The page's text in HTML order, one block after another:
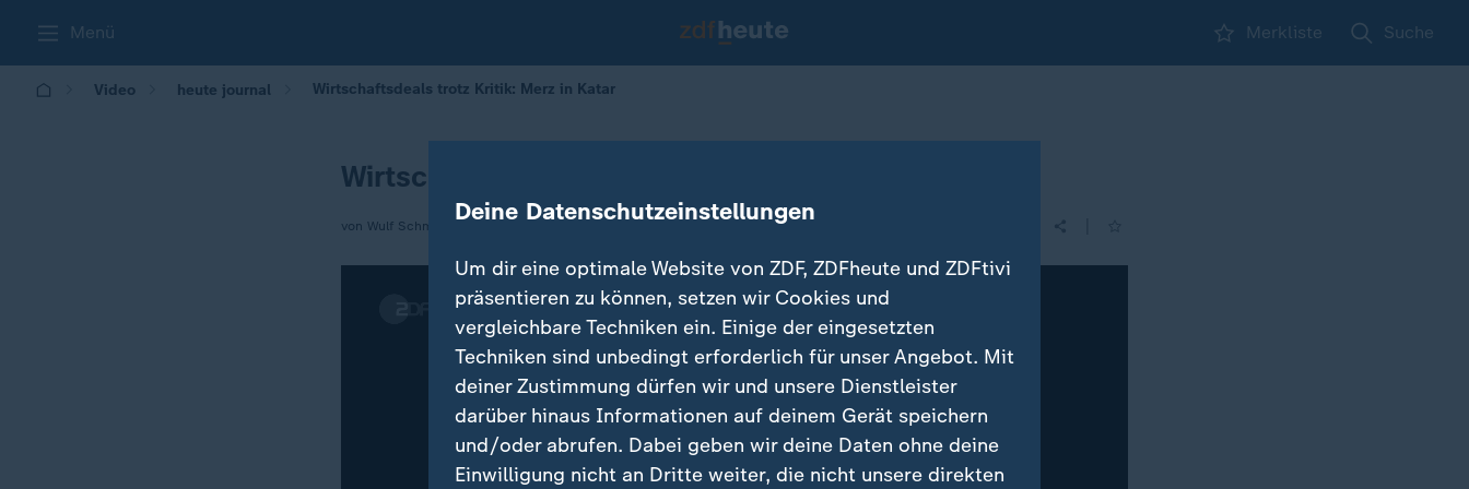
Menü Merkliste Suche
Video heute journal Wirtschaftsdeals trotz Kritik: Merz in Katar
Wirtschaftsdeals trotz Kritik: Merz in Katar
von Wulf Schmiese Deine Datenschutzeinstellungen
Um dir eine optimale Website von ZDF, ZDFheute und ZDFtivi
präsentieren zu können, setzen wir Cookies und
vergleichbare Techniken ein. Einige der eingesetzten
Techniken sind unbedingt erforderlich für unser Angebot. Mit
deiner Zustimmung dürfen wir und unsere Dienstleister
darüber hinaus Informationen auf deinem Gerät speichern
und/oder abrufen. Dabei geben wir deine Daten ohne deine
Einwilligung nicht an Dritte weiter, die nicht unsere direkten